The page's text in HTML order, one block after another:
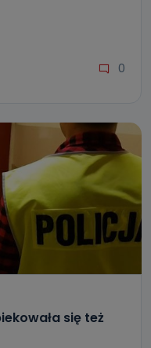
0
się też